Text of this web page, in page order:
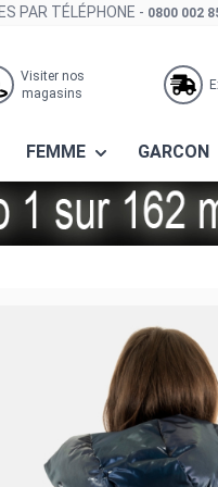
PAR TÉLÉPHONE - 0800 002
Visiter nos
magasins
FEMME GARCON